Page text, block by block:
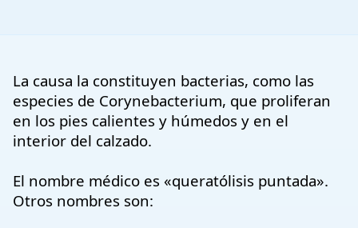
La causa la constituyen bacterias, como las
especies de Corynebacterium, que proliferan
en los pies calientes y húmedos y en el
interior del calzado.
El nombre médico es «queratólisis puntada».
Otros nombres son: